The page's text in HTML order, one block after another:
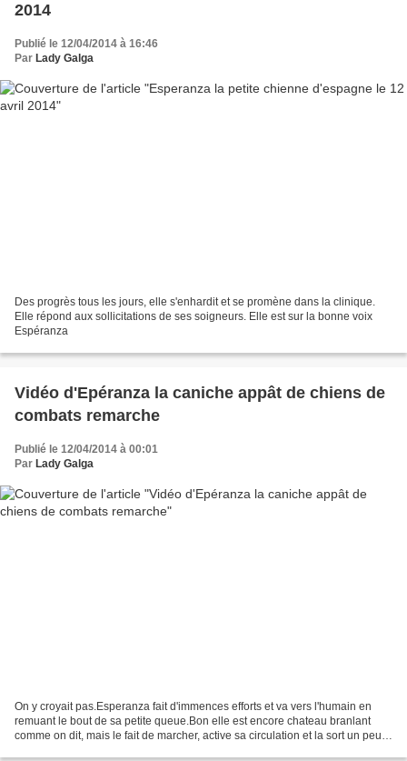
2014
Publié le 12/04/2014 à 16:46
Par Lady Galga
Des progrès tous les jours, elle s'enhardit et se promène dans la clinique.
Elle répond aux sollicitations de ses soigneurs. Elle est sur la bonne voix
Espéranza
Vidéo d'Epéranza la caniche appât de chiens de
combats remarche
Publié le 12/04/2014 à 00:01
Par Lady Galga
On y croyait pas.Esperanza fait d'immences efforts et va vers l'humain en
remuant le bout de sa petite queue.Bon elle est encore chateau branlant
comme on dit, mais le fait de marcher, active sa circulation et la sort un peu